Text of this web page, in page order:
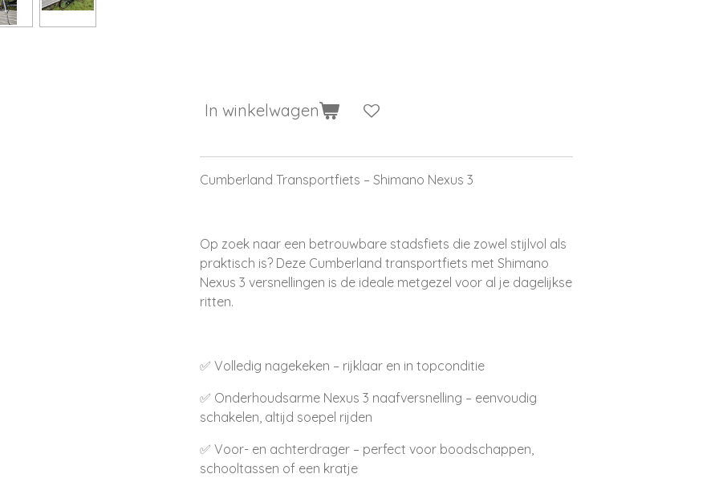
In winkelwagen
Cumberland Transportfiets – Shimano Nexus 3
Op zoek naar een betrouwbare stadsfiets die zowel stijlvol als
praktisch is? Deze Cumberland transportfiets met Shimano
Nexus 3 versnellingen is de ideale metgezel voor al je dagelijkse
ritten.
✅ Volledig nagekeken – rijklaar en in topconditie
✅ Onderhoudsarme Nexus 3 naafversnelling – eenvoudig
schakelen, altijd soepel rijden
✅ Voor- en achterdrager – perfect voor boodschappen,
schooltassen of een kratje